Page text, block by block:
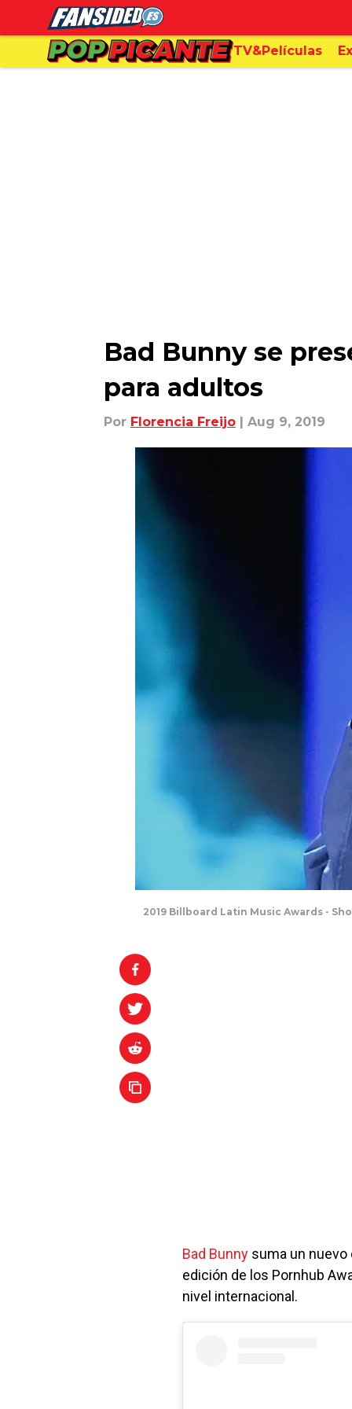
TV&Películas
Bad Bunny se
para adultos
Por Florencia Freijo | Aug 9, 2019
2019 Billboard Latin Music Awards -
Bad Bunny suma un nuevo
edición de los Pornhub
nivel internacional.